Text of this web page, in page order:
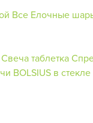
Все Елочные
Свеча таблетка
BOLSIUS в стекле